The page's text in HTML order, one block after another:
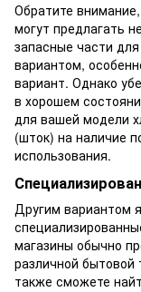
Обратите
могут предлагать
запасные части
вариантом,
вариант. Однако
в хорошем
для вашей модели
(шток) на наличие
использования.
Другим вариантом
магазины обычно
различной бытовой
также сможете